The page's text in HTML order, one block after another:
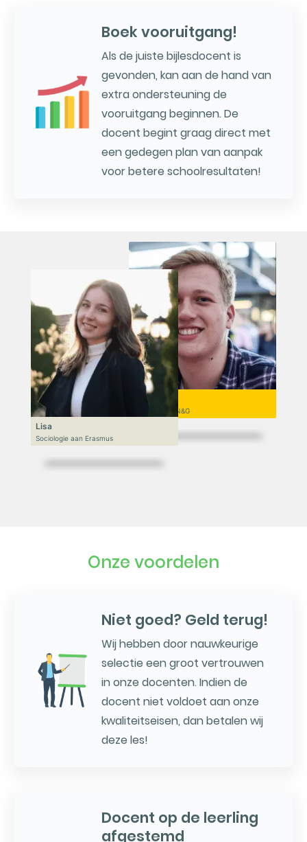
Boek vooruitgang!
Als de juiste bijlesdocent is
gevonden, kan aan de hand van
extra ondersteuning de
vooruitgang beginnen. De
docent begint graag direct met
een gedegen plan van aanpak
voor betere schoolresultaten!
Niek
VWO 6, N&T/N&G
Lisa
Sociologie aan Erasmus
Onze voordelen
Niet goed? Geld terug!
Wij hebben door nauwkeurige
selectie een groot vertrouwen
in onze docenten. Indien de
docent niet voldoet aan onze
kwaliteitseisen, dan betalen wij
deze les!
Docent op de leerling
afgestemd